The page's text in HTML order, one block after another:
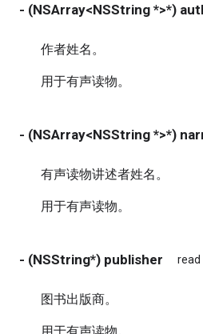
- (NSArray<NSString *>*)
作者姓名。
用于有声读物。
- (NSArray<NSString *>*)
有声读物讲述者姓名。
用于有声读物。
- (NSString*) publisher read
图书出版商。
用于有声读物。